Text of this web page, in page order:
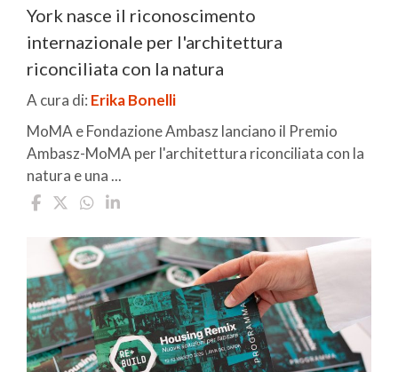
York nasce il riconoscimento
internazionale per l'architettura
riconciliata con la natura
A cura di: Erika Bonelli
MoMA e Fondazione Ambasz lanciano il Premio
Ambasz-MoMA per l'architettura riconciliata con la
natura e una ...